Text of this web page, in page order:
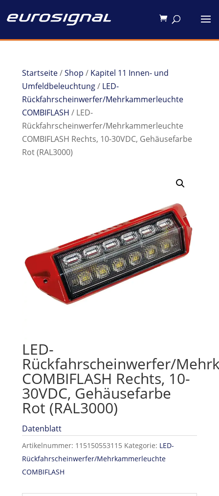
Startseite/Shop / Kapitel 11 Innen- und
Umfeldbeleuchtung/ LED-
Rückfahrscheinwerfer/Mehrkammerleuchte
COMBIFLASH / LED-
Rückfahrscheinwerfer/Mehrkammerleuchte
COMBIFLASH Rechts, 10-30VDC, Gehäusefarbe
Rot (RAL3000)
LED-
Rückfahrscheinwerfer/
COMBIFLASH Rechts, 10-
30VDC, Gehäusefarbe
Rot (RAL3000)
Datenblatt
Artikelnummer: 115150553115 Kategorie: LED-
Rückfahrscheinwerfer/Mehrkammerleuchte
COMBIFLASH